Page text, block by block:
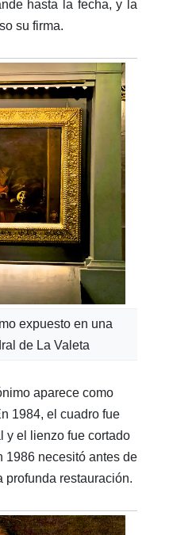
hasta la fecha, y la
su firma.
expuesto en una
de La Valeta
aparece como
1984, el cuadro fue
y el lienzo fue cortado
1986 necesitó antes de
profunda restauración.